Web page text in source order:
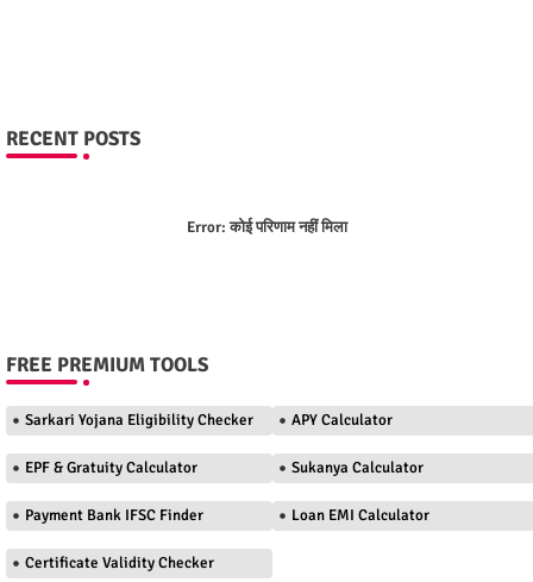
RECENT POSTS
Error:कोई परिणाम नहीं मिला
FREE PREMIUM TOOLS
Sarkari Yojana Eligibility Checker APY Calculator
EPF & Gratuity Calculator Sukanya Calculator
Payment Bank IFSC Finder Loan EMI Calculator
Certificate Validity Checker